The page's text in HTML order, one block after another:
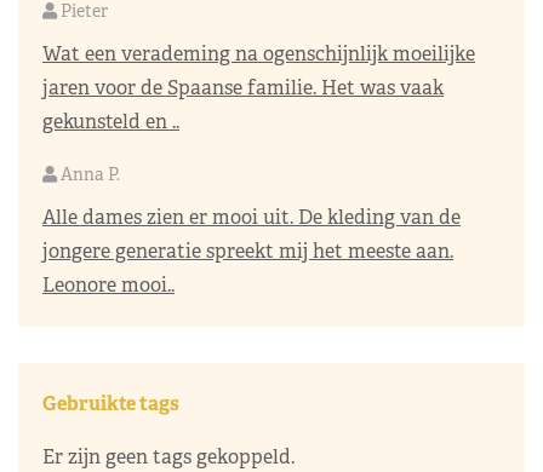
Pieter
Wat een verademing na ogenschijnlijk moeilijke
jaren voor de Spaanse familie. Het was vaak
gekunsteld en ..
Anna P.
Alle dames zien er mooi uit. De kleding van de
jongere generatie spreekt mij het meeste aan.
Leonore mooi..
Gebruikte tags
Er zijn geen tags gekoppeld.